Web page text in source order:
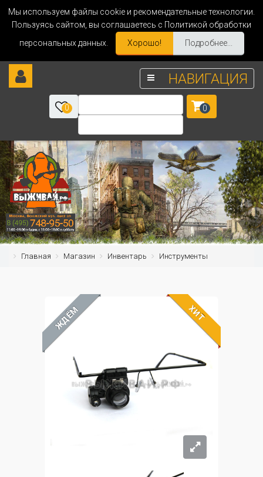
Мы используем файлы cookie и рекомендательные технологии.
Пользуясь сайтом, вы соглашаетесь с Политикой обработки
персональных данных.
Хорошо! Подробнее...
НАВИГАЦИЯ
0 0
Главная Магазин Инвентарь Инструменты
ЖДЁМ ХИТ